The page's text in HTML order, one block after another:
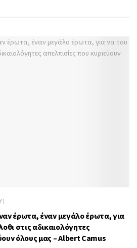
έρωτα, έναν μεγάλο έρωτα, για
στις αδικαιολόγητες
όλους μας – Albert Camus